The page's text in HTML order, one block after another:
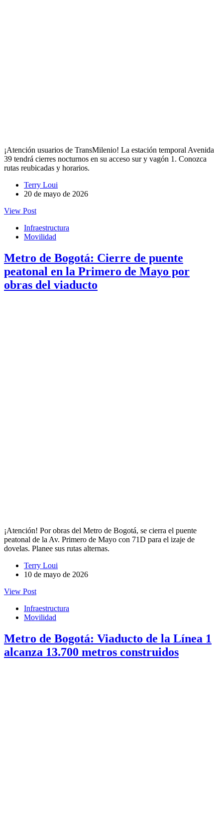
¡Atención usuarios de TransMilenio! La estación temporal Avenida
39 tendrá cierres nocturnos en su acceso sur y vagón 1. Conozca
rutas reubicadas y horarios.
Terry Loui
20 de mayo de 2026
View Post
Infraestructura
Movilidad
Metro de Bogotá: Cierre de puente
peatonal en la Primero de Mayo por
obras del viaducto
¡Atención! Por obras del Metro de Bogotá, se cierra el puente
peatonal de la Av. Primero de Mayo con 71D para el izaje de
dovelas. Planee sus rutas alternas.
Terry Loui
10 de mayo de 2026
View Post
Infraestructura
Movilidad
Metro de Bogotá: Viaducto de la Línea 1
alcanza 13.700 metros construidos